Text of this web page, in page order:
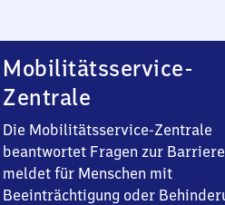
Mobilitätsservice-
Zentrale
Die Mobilitätsservice-Zentrale
beantwortet Fragen zur
meldet für Menschen mit
Beeinträchtigung oder